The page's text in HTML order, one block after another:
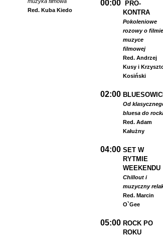
Red. Kuba Kiedo
00:00
PRO-
KONTRA
Pokoleniowe
rozowy o
muzyce
filmowej
Red. Andrzej
Kusy i
Kosiński
02:00
Od
bluesa do
Red. Adam
Kałużny
04:00 SET W
RYTMIE
WEEKENDU
Chillout i
muzyczny
Red. Marcin
O`Gee
05:00 ROCK PO
ROKU